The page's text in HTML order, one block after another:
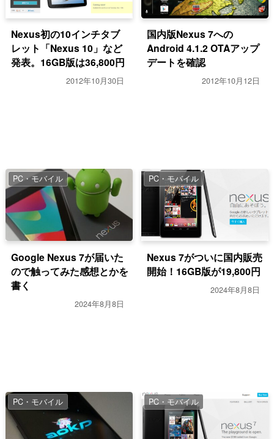
Nexus初の10インチタブ
レット「Nexus 10」など
発表。16GB版は36,800円
2012年10月30日
国内版Nexus 7への
Android 4.1.2 OTAアップ
デートを確認
2012年10月12日
PC・モバイル
Google Nexus 7が届いた
ので触ってみた感想とかを
書く
2024年8月8日
PC・モバイル
Nexus 7がついに国内販売
開始！16GB版が19,800円
2024年8月8日
PC・モバイル PC・モバイル